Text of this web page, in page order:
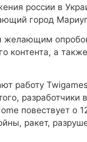
россии в
город
желающим
контента, а
работу
повествует о
ракет,